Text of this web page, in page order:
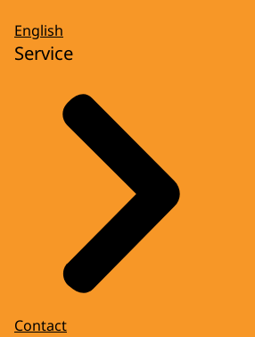
English
Service
Contact